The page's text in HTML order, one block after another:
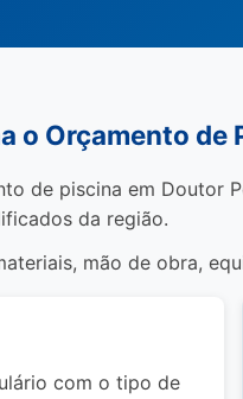
o Orçamento
de piscina em Doutor
da região.
mão de obra,
com o tipo de